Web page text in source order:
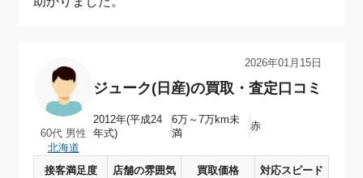
60代 男性（北海道）｜ジューク(日産)の買取・査定口コミ
60代 男性
北海道
2026年01月15日
ジューク(日産)の買取・査定口コミ
2012年(平成24
年式)
6万～7万km未
満
赤
接客満足度 店舗の雰囲気 買取価格 対応スピード